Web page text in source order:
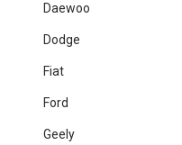
Daewoo
Dodge
Fiat
Ford
Geely